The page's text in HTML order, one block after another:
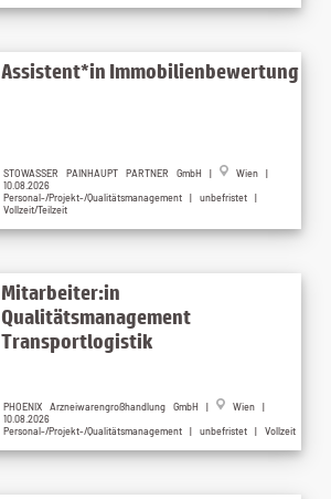
Assistent*in Immobilienbewertung
STOWASSER PAINHAUPT PARTNER GmbH |
Wien |
10.08.2026
Personal-/Projekt-/Qualitätsmanagement | unbefristet |
Vollzeit/Teilzeit
Mitarbeiter:in
Qualitätsmanagement
Transportlogistik
PHOENIX Arzneiwarengroßhandlung GmbH |
Wien |
10.08.2026
Personal-/Projekt-/Qualitätsmanagement | unbefristet | Vollzeit